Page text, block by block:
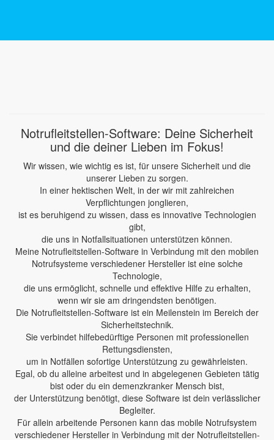
Notrufleitstellen-Software: Deine Sicherheit
und die deiner Lieben im Fokus!
Wir wissen, wie wichtig es ist, für unsere Sicherheit und die
unserer Lieben zu sorgen.
In einer hektischen Welt, in der wir mit zahlreichen
Verpflichtungen jonglieren,
ist es beruhigend zu wissen, dass es innovative Technologien
gibt,
die uns in Notfallsituationen unterstützen können.
Meine Notrufleitstellen-Software in Verbindung mit den mobilen
Notrufsysteme verschiedener Hersteller ist eine solche
Technologie,
die uns ermöglicht, schnelle und effektive Hilfe zu erhalten,
wenn wir sie am dringendsten benötigen.
Die Notrufleitstellen-Software ist ein Meilenstein im Bereich der
Sicherheitstechnik.
Sie verbindet hilfebedürftige Personen mit professionellen
Rettungsdiensten,
um in Notfällen sofortige Unterstützung zu gewährleisten.
Egal, ob du alleine arbeitest und in abgelegenen Gebieten tätig
bist oder du ein demenzkranker Mensch bist,
der Unterstützung benötigt, diese Software ist dein verlässlicher
Begleiter.
Für allein arbeitende Personen kann das mobile Notrufsystem
verschiedener Hersteller in Verbindung mit der Notrufleitstellen-